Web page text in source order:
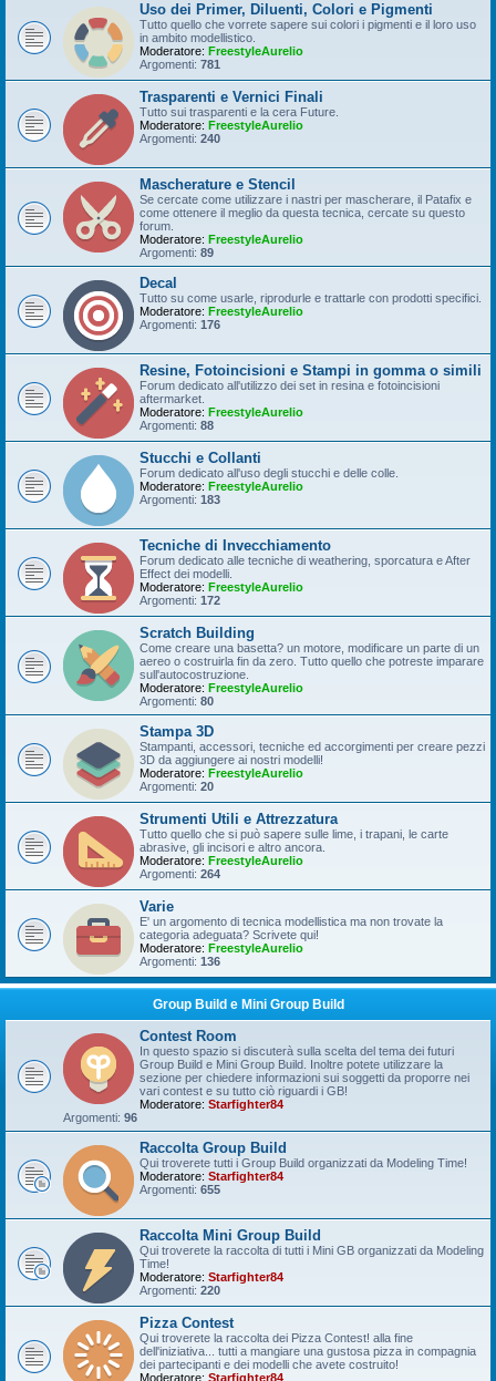
Uso dei Primer, Diluenti, Colori e Pigmenti
Tutto quello che vorrete sapere sui colori i pigmenti e il loro uso
in ambito modellistico.
Moderatore: FreestyleAurelio
Argomenti: 781
Trasparenti e Vernici Finali
Tutto sui trasparenti e la cera Future.
Moderatore: FreestyleAurelio
Argomenti: 240
Mascherature e Stencil
Se cercate come utilizzare i nastri per mascherare, il Patafix e
come ottenere il meglio da questa tecnica, cercate su questo
forum.
Moderatore: FreestyleAurelio
Argomenti: 89
Decal
Tutto su come usarle, riprodurle e trattarle con prodotti specifici.
Moderatore: FreestyleAurelio
Argomenti: 176
Resine, Fotoincisioni e Stampi in gomma o simili
Forum dedicato all'utilizzo dei set in resina e fotoincisioni
aftermarket.
Moderatore: FreestyleAurelio
Argomenti: 88
Stucchi e Collanti
Forum dedicato all'uso degli stucchi e delle colle.
Moderatore: FreestyleAurelio
Argomenti: 183
Tecniche di Invecchiamento
Forum dedicato alle tecniche di weathering, sporcatura e After
Effect dei modelli.
Moderatore: FreestyleAurelio
Argomenti: 172
Scratch Building
Come creare una basetta? un motore, modificare un parte di un
aereo o costruirla fin da zero. Tutto quello che potreste imparare
sull'autocostruzione.
Moderatore: FreestyleAurelio
Argomenti: 80
Stampa 3D
Stampanti, accessori, tecniche ed accorgimenti per creare pezzi
3D da aggiungere ai nostri modelli!
Moderatore: FreestyleAurelio
Argomenti: 20
Strumenti Utili e Attrezzatura
Tutto quello che si può sapere sulle lime, i trapani, le carte
abrasive, gli incisori e altro ancora.
Moderatore: FreestyleAurelio
Argomenti: 264
Varie
E' un argomento di tecnica modellistica ma non trovate la
categoria adeguata? Scrivete qui!
Moderatore: FreestyleAurelio
Argomenti: 136
Group Build e Mini Group Build
Contest Room
In questo spazio si discuterà sulla scelta del tema dei futuri
Group Build e Mini Group Build. Inoltre potete utilizzare la
sezione per chiedere informazioni sui soggetti da proporre nei
vari contest e su tutto ciò riguardi i GB!
Moderatore: Starfighter84
Argomenti: 96
Raccolta Group Build
Qui troverete tutti i Group Build organizzati da Modeling Time!
Moderatore: Starfighter84
Argomenti: 655
Raccolta Mini Group Build
Qui troverete la raccolta di tutti i Mini GB organizzati da Modeling
Time!
Moderatore: Starfighter84
Argomenti: 220
Pizza Contest
Qui troverete la raccolta dei Pizza Contest! alla fine
dell'iniziativa... tutti a mangiare una gustosa pizza in compagnia
dei partecipanti e dei modelli che avete costruito!
Moderatore: Starfighter84